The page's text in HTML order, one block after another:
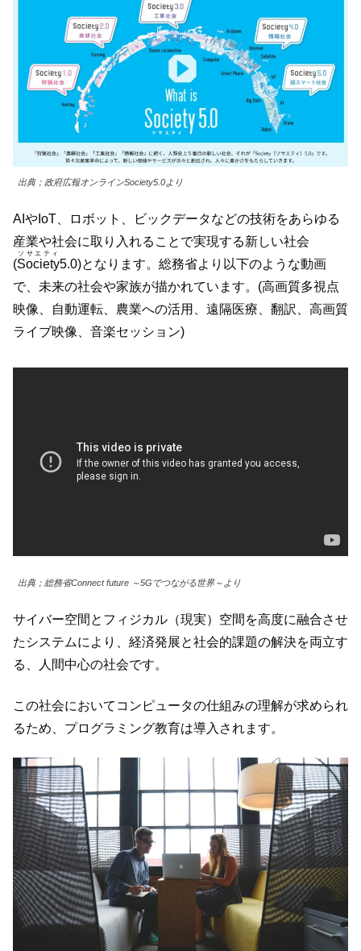
出典；政府広報オンラインSociety5.0より
AIやIoT、ロボット、ビックデータなどの技術をあらゆる
産業や社会に取り入れることで実現する新しい社会
(Society
ソサエティ
5.0)となります。総務省より以下のような動画
で、未来の社会や家族が描かれています。(高画質多視点
映像、自動運転、農業への活用、遠隔医療、翻訳、高画質
ライブ映像、音楽セッション)
出典；総務省Connect future ～5Gでつながる世界～より
サイバー空間とフィジカル（現実）空間を高度に融合させ
たシステムにより、経済発展と社会的課題の解決を両立す
る、人間中心の社会です。
この社会においてコンピュータの仕組みの理解が求められ
るため、プログラミング教育は導入されます。